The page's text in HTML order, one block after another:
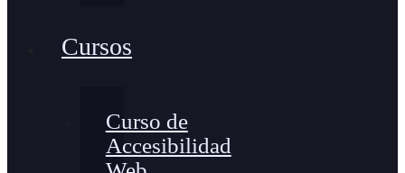
Cursos
Curso de
Accesibilidad